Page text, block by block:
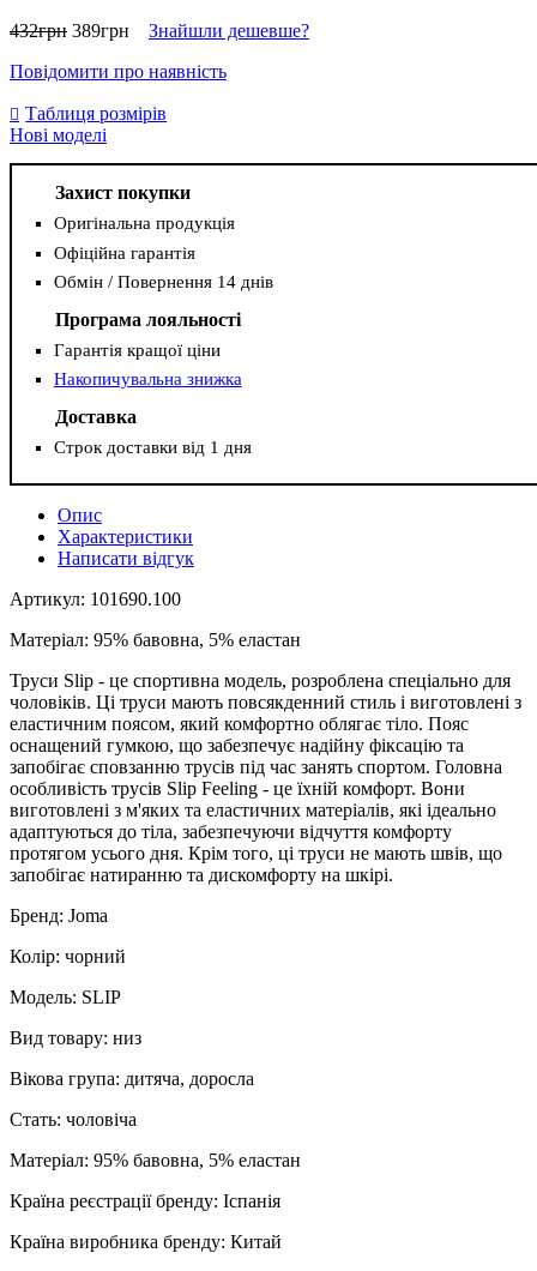
432грн 389грн
Знайшли дешевше?
Повідомити про наявність
Таблиця розмірів
Нові моделі
Захист покупки
Оригінальна продукція
Офіційна гарантія
Обмін / Повернення 14 днів
Програма лояльності
Гарантія кращої ціни
Накопичувальна знижка
Доставка
Строк доставки від 1 дня
Опис
Характеристики
Написати відгук
Артикул: 101690.100
Матеріал: 95% бавовна, 5% еластан
Труси Slip - це спортивна модель, розроблена спеціально для
чоловіків. Ці труси мають повсякденний стиль і виготовлені з
еластичним поясом, який комфортно облягає тіло. Пояс
оснащений гумкою, що забезпечує надійну фіксацію та
запобігає сповзанню трусів під час занять спортом. Головна
особливість трусів Slip Feeling - це їхній комфорт. Вони
виготовлені з м'яких та еластичних матеріалів, які ідеально
адаптуються до тіла, забезпечуючи відчуття комфорту
протягом усього дня. Крім того, ці труси не мають швів, що
запобігає натиранню та дискомфорту на шкірі.
Бренд: Joma
Колір: чорний
Модель: SLIP
Вид товару: низ
Вікова група: дитяча, доросла
Стать: чоловіча
Матеріал: 95% бавовна, 5% еластан
Країна реєстрації бренду: Іспанія
Країна виробника бренду: Китай